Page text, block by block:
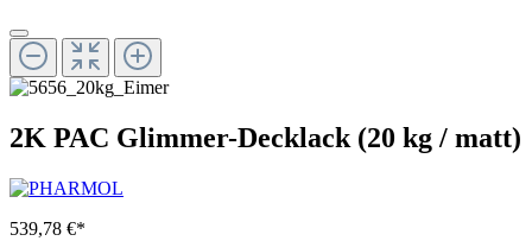
2K PAC Glimmer-Decklack (20 kg / matt)
539,78 €*